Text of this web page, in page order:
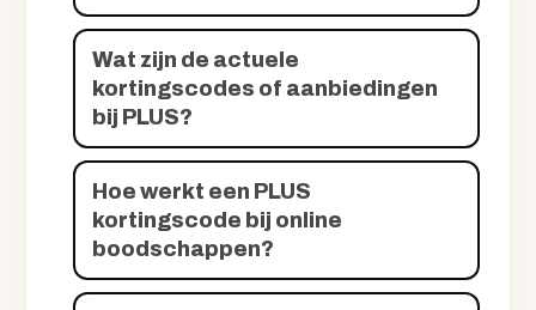
Wat zijn de actuele
kortingscodes of aanbiedingen
bij PLUS?
Hoe werkt een PLUS
kortingscode bij online
boodschappen?